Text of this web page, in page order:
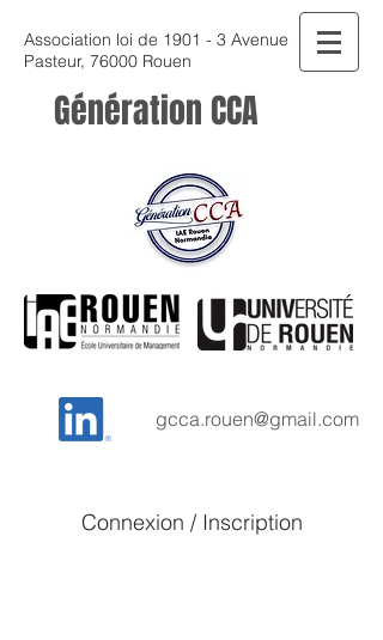
Association loi de 1901 - 3 Avenue
Pasteur, 76000 Rouen
Génération CCA
gcca.rouen@gmail.com
Connexion / Inscription